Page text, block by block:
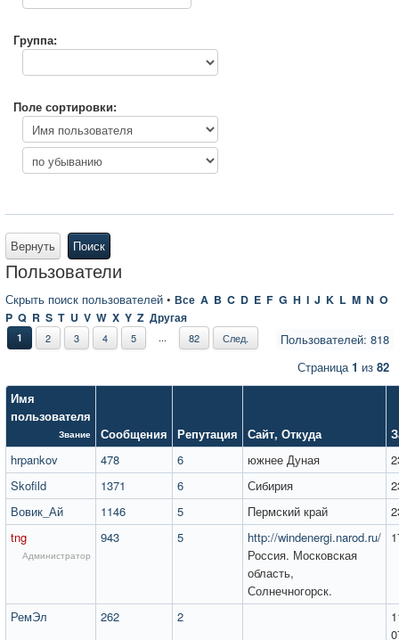
Группа:
Поле сортировки:
Вернуть Поиск
Пользователи
Скрыть поиск пользователей • Все A B C D E F G H I J K L M N O
P Q R S T U V W X Y Z Другая
Пользователей: 818
1 2 3 4 5 ... 82 След.
Страница1 из 82
Имя
пользователя
Звание Сообщения Репутация Сайт, Откуда
hrpankov
478 6 южнее Дуная
Skofild
1371 6 Сибирия
Вовик_Ай
1146 5 Пермский край
tng
Администратор
943 5
http://windenergi.narod.ru/
Россия. Московская
область,
Солнечногорск.
РемЭл 262 2